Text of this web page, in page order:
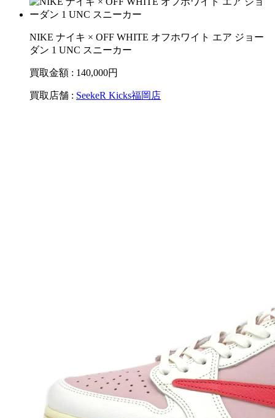
NIKE ナイキ × OFF WHITE オフホワイト エア ジョー
ダン 1 UNC スニーカー
買取金額 : 140,000円
買取店舗 : SeekeR Kicks福岡店